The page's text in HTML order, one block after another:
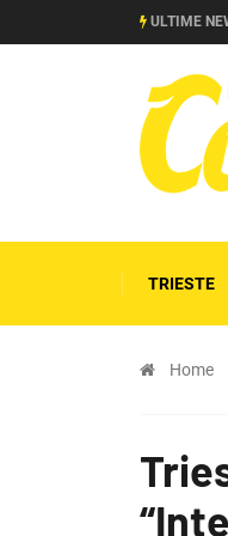
ULTIME
TRIESTE
Home